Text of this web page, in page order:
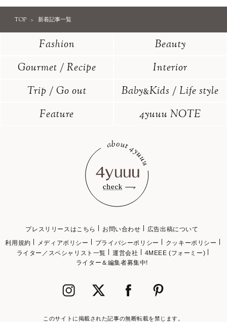
TOP 新着記事一覧
Fashion
Beauty
Gourmet / Recipe
Interior
Trip / Go out
Baby&Kids / Life style
Feature
4yuuu NOTE
プレスリリースはこちら お問い合わせ
広告出稿について
利用規約
メディアポリシー プライバシーポリシー
クッキーポリシー
ライター／スペシャリスト一覧
運営会社
4MEEE (フォーミー)
ライター＆編集者募集中!
このサイトに掲載された記事の無断転載を禁じます。